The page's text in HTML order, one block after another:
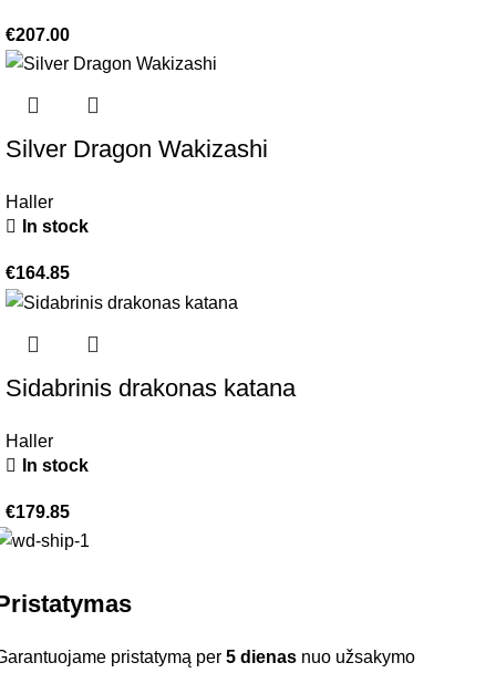
€207.00
Silver Dragon Wakizashi
Haller
In stock
€164.85
Sidabrinis drakonas katana
Haller
In stock
€179.85
pristatymą per5 dienas nuo užsakymo